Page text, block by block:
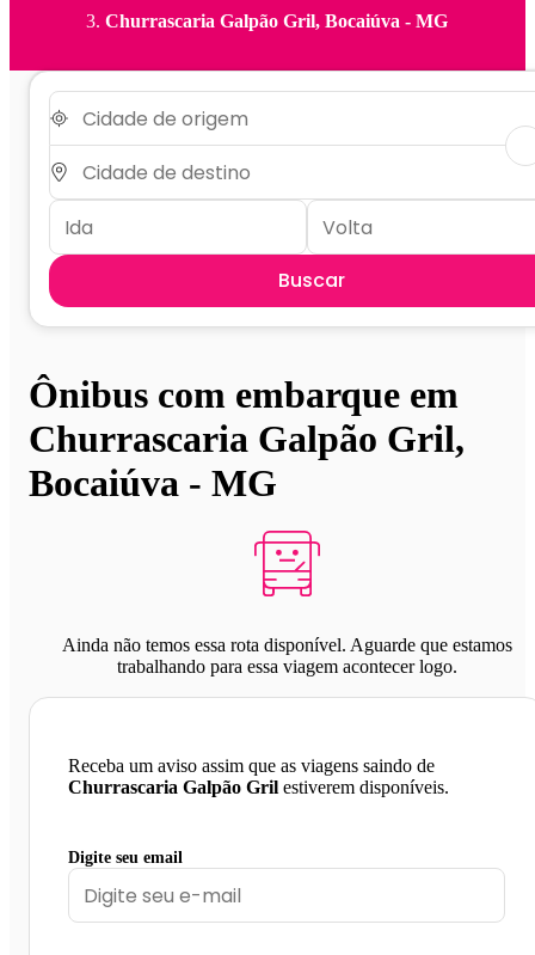
Churrascaria Galpão Gril, Bocaiúva - MG
Buscar
Ônibus com embarque em
Churrascaria Galpão Gril,
Bocaiúva - MG
Ainda não temos essa rota disponível. Aguarde que estamos
trabalhando para essa viagem acontecer logo.
Receba um aviso assim que as viagens saindo de
Churrascaria Galpão Gril estiverem disponíveis.
Digite seu email